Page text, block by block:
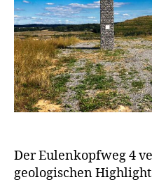
Der Eulenkopfweg 4
geologischen